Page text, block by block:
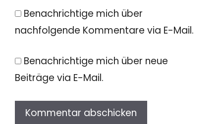
Benachrichtige mich über
nachfolgende Kommentare via E-Mail.
Benachrichtige mich über neue
Beiträge via E-Mail.